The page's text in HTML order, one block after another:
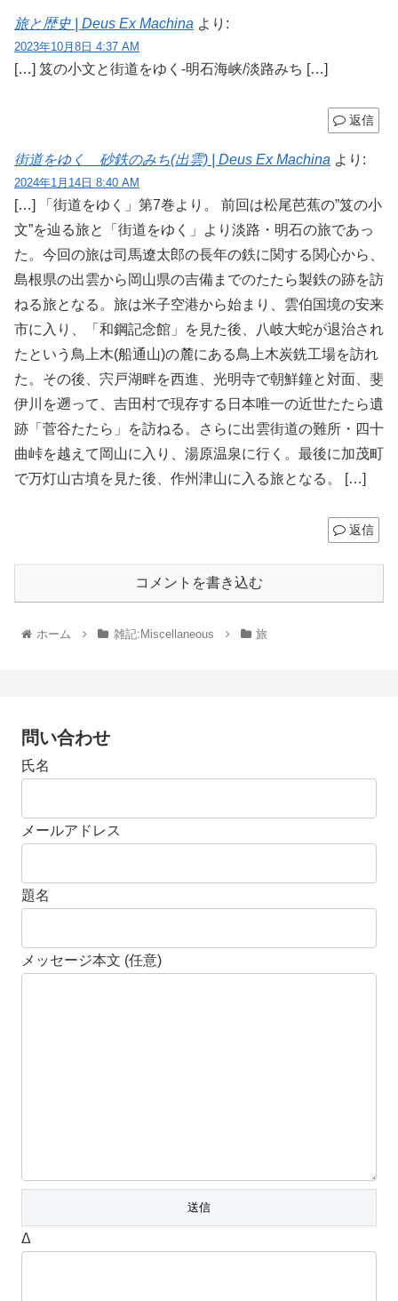
旅と歴史 | Deus Ex Machina より:
2023年10月8日 4:37 AM
[…] 笈の小文と街道をゆく-明石海峡/淡路みち […]
返信
街道をゆく 砂鉄のみち(出雲) | Deus Ex Machina より:
2024年1月14日 8:40 AM
[…] 「街道をゆく」第7巻より。 前回は松尾芭蕉の”笈の小
文”を辿る旅と「街道をゆく」より淡路・明石の旅であっ
た。今回の旅は司馬遼太郎の長年の鉄に関する関心から、
島根県の出雲から岡山県の吉備までのたたら製鉄の跡を訪
ねる旅となる。旅は米子空港から始まり、雲伯国境の安来
市に入り、「和鋼記念館」を見た後、八岐大蛇が退治され
たという鳥上木(船通山)の麓にある鳥上木炭銑工場を訪れ
た。その後、宍戸湖畔を西進、光明寺で朝鮮鐘と対面、斐
伊川を遡って、吉田村で現存する日本唯一の近世たたら遺
跡「菅谷たたら」を訪ねる。さらに出雲街道の難所・四十
曲峠を越えて岡山に入り、湯原温泉に行く。最後に加茂町
で万灯山古墳を見た後、作州津山に入る旅となる。 […]
返信
コメントを書き込む
ホーム 雑記:Miscellaneous 旅
問い合わせ
氏名
メールアドレス
題名
メッセージ本文 (任意)
Δ